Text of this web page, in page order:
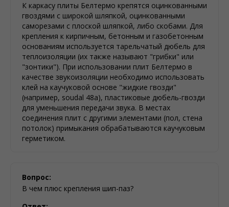
К каркасу плиты Белтермо крепятся оцинкованными
гвоздями с широкой шляпкой, оцинкованными
саморезами с плоской шляпкой, либо скобами. Для
крепления к кирпичным, бетонным и газобетонным
основаниям используется тарельчатый дюбель для
теплоизоляции (их также называют "грибки" или
"зонтики"). При использовании плит Белтермо в
качестве звукоизоляции необходимо использовать
клей на каучуковой основе "жидкие гвозди"
(например, soudal 48a), пластиковые дюбель-гвозди
для уменьшения передачи звука. В местах
соединения плит с другими элементами (пол, стена
потолок) примыкания обрабатываются каучуковым
герметиком.
Вопрос:
В чем плюс крепления шип-паз?